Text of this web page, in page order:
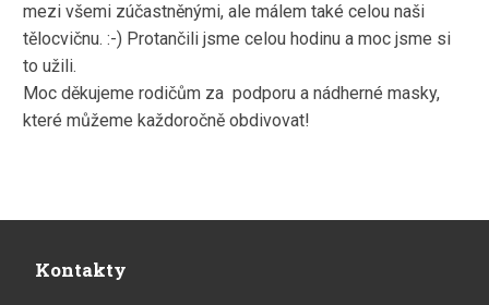
mezi všemi zúčastněnými, ale málem také celou naši
tělocvičnu. :-) Protančili jsme celou hodinu a moc jsme si
to užili.
Moc děkujeme rodičům za podporu a nádherné masky,
které můžeme každoročně obdivovat!
Kontakty